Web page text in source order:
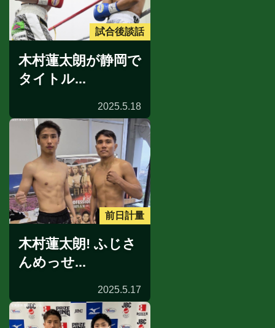
試合後談話
木村蓮太朗が静岡で
タイトル...
2025.5.18
前日計量
木村蓮太朗! ふじさ
んめっせ...
2025.5.17